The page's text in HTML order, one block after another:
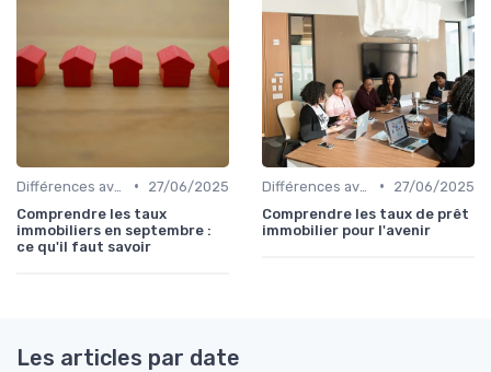
•
27/06/2025
Comprendre les taux
immobiliers en septembre :
ce qu'il faut savoir
•
27/06/2025
Comprendre les taux de prêt
immobilier pour l'avenir
Les articles par date